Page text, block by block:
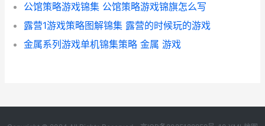
公馆策略游戏锦集 公馆策略游戏锦旗怎么写
露营1游戏策略图解锦集 露营的时候玩的游戏
金属系列游戏单机锦集策略 金属 游戏